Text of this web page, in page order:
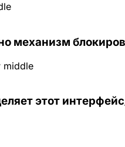
механизм
middle
этот